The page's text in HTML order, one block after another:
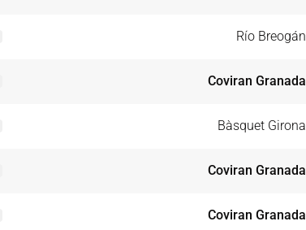
Río Breogán
Coviran Granada
Bàsquet Girona
Coviran Granada
Coviran Granada